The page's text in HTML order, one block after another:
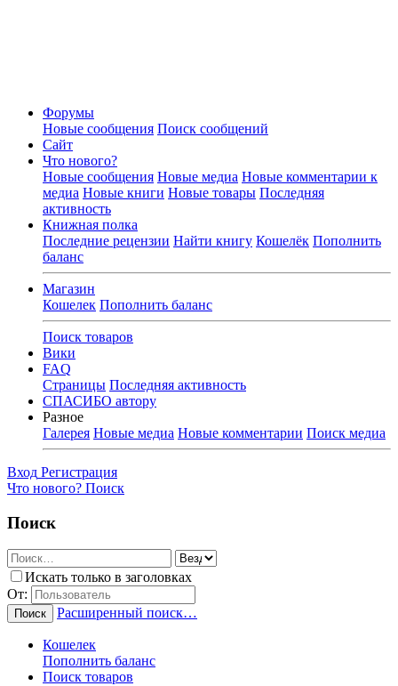
Форумы
Новые сообщения Поиск сообщений
Сайт
Что нового?
Новые сообщения Новые медиа Новые комментарии к
медиа Новые книги Новые товары Последняя
активность
Книжная полка
Последние рецензии Найти книгу Кошелёк Пополнить
баланс
Магазин
Кошелек Пополнить баланс
Поиск товаров
Вики
FAQ
Страницы Последняя активность
СПАСИБО автору
Разное
Галерея Новые медиа Новые комментарии Поиск медиа
Вход Регистрация
Что нового? Поиск
Поиск
Искать только в заголовках
От:
Поиск Расширенный поиск…
Кошелек
Пополнить баланс
Поиск товаров